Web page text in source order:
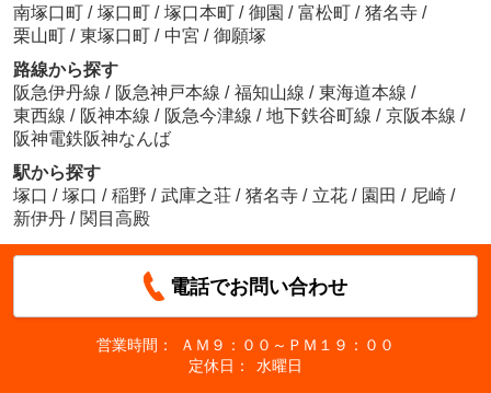
南塚口町 / 塚口町 / 塚口本町 / 御園 / 富松町 / 猪名寺 /
栗山町 / 東塚口町 / 中宮 / 御願塚
路線から探す
阪急伊丹線 / 阪急神戸本線 / 福知山線 / 東海道本線 /
東西線 / 阪神本線 / 阪急今津線 / 地下鉄谷町線 / 京阪本線 /
阪神電鉄阪神なんば
駅から探す
塚口 / 塚口 / 稲野 / 武庫之荘 / 猪名寺 / 立花 / 園田 / 尼崎 /
新伊丹 / 関目高殿
電話でお問い合わせ
営業時間：
ＡＭ９：００～ＰＭ１９：００
定休日：
水曜日